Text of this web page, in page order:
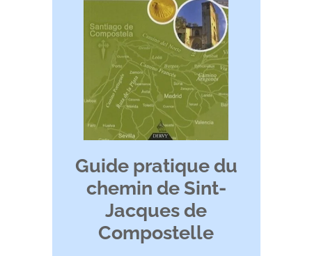
Guide pratique du
chemin de Sint-
Jacques de
Compostelle